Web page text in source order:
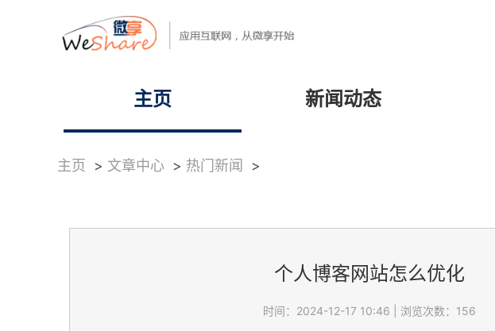
主页 新闻动态
主页 > 文章中心 > 热门新闻 >
个人博客网站怎么优化
时间：2024-12-17 10:46 浏览次数：156